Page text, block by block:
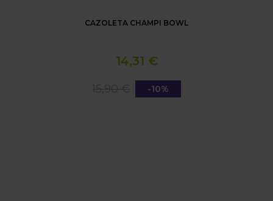
CAZOLETA CHAMPI BOWL
14,31 €
-10%